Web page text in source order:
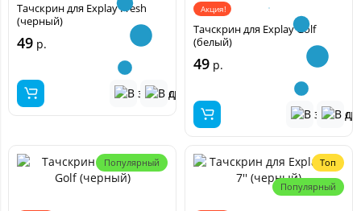
Тачскрин для Explay Fresh
(черный)
49 р.
Акция!
Тачскрин для Explay Golf
(белый)
49 р.
Популярный
Топ
Популярный